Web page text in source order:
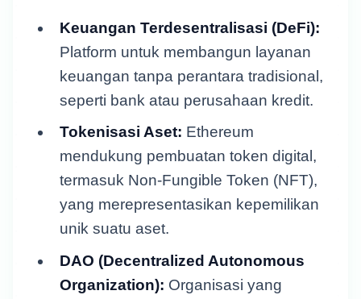
Keuangan Terdesentralisasi (DeFi):
Platform untuk membangun layanan
keuangan tanpa perantara tradisional,
seperti bank atau perusahaan kredit.
Tokenisasi Aset: Ethereum
mendukung pembuatan token digital,
termasuk Non-Fungible Token (NFT),
yang merepresentasikan kepemilikan
unik suatu aset.
DAO (Decentralized Autonomous
Organization): Organisasi yang